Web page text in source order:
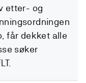
etter- og
får dekket alle
søker